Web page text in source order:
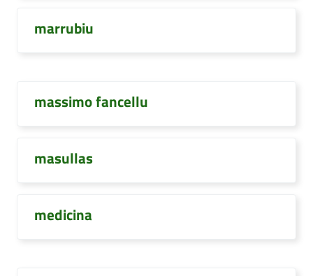
marrubiu
massimo fancellu
masullas
medicina